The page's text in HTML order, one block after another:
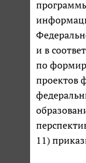
и в
по
проектов
11)